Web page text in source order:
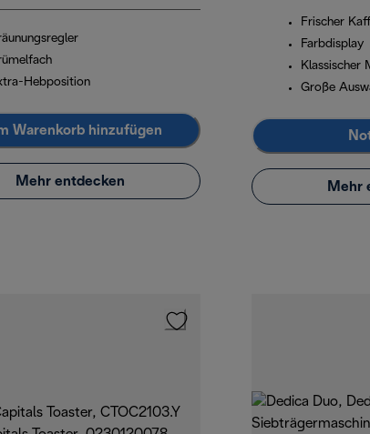
Hebposition
Warenkorb hinzufügen
Mehr entdecken
Frischer
Farbdisplay
Klassischer
Große
Mehr